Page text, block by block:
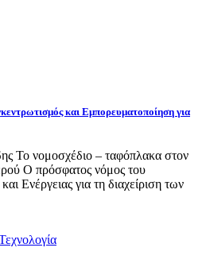
και Εμπορευματοποίηση για
Το νομοσχέδιο – ταφόπλακα στον
Ο πρόσφατος νόμος του
Ενέργειας για τη διαχείριση των